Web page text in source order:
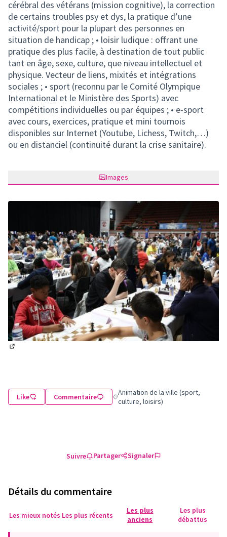
cérébral des vétérans (mission cognitive), la correction
de certains troubles psy et dys, la pratique d’une
activité/sport pour la plupart des personnes en
situation de handicap ; • loisir ludique : offrant une
pratique des plus facile, à destination de tout public
tant en âge, sexe, culture, que niveau intellectuel et
physique. Vecteur de liens, mixités et intégrations
sociales ; • sport (reconnu par le Comité Olympique
International et le Ministère des Sports) avec
compétitions individuelles ou par équipes ; • e-sport
avec cours, exercices, pratique et mini tournois
disponibles sur Internet (Youtube, Lichess, Twitch,…)
ou en distanciel (continuité durant la crise sanitaire).
Images
Like Commentaire Filtrer les résultats de la catégorie :
Animation de la ville (sport,
culture, loisirs)
Suivre Partager Signaler
Détails du commentaire
Les mieux notés Les plus récents
Les plus
anciens
Les plus
débattus